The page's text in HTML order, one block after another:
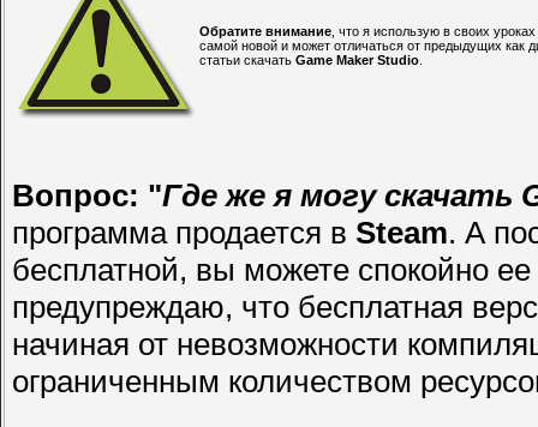
Обратите внимание , что я использую в своих
самой новой и может отличаться от предыдущих как
статьи скачать Game Maker Studio
Вопрос: "Где же я могу скачать
программа продается в Steam. А
бесплатной, вы можете спокойно
предупреждаю, что бесплатная
начиная от невозможности
ограниченным количеством